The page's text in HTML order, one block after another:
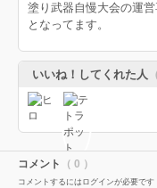
塗り武器自慢大会の運
となってます。
いいね！してくれた人
コメント （ 0 ）
コメントするにはログインが必要です